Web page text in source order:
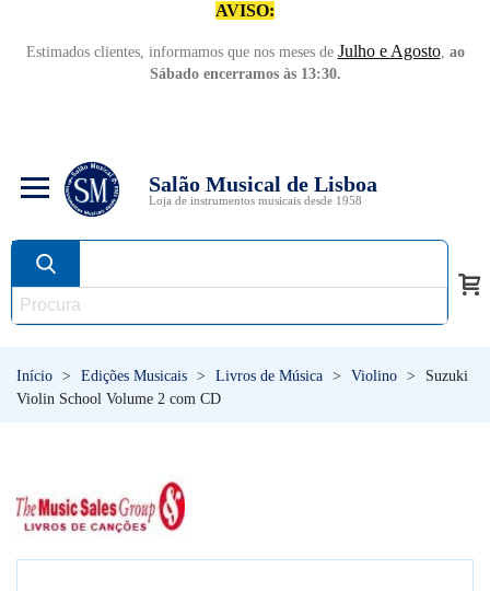
AVISO:
Estimados clientes, informamos que nos meses de Julho e Agosto, ao
Sábado encerramos às 13:30.
Salão Musical de Lisboa
Loja de instrumentos musicais desde 1958
Início > Edições Musicais > Livros de Música > Violino >
Suzuki
Violin School Volume 2 com CD